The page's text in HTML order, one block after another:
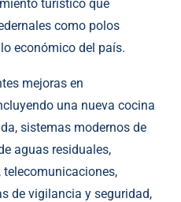
turístico que
como polos
económico del país.
mejoras en
una nueva cocina
sistemas modernos de
aguas residuales,
telecomunicaciones,
de vigilancia y seguridad,